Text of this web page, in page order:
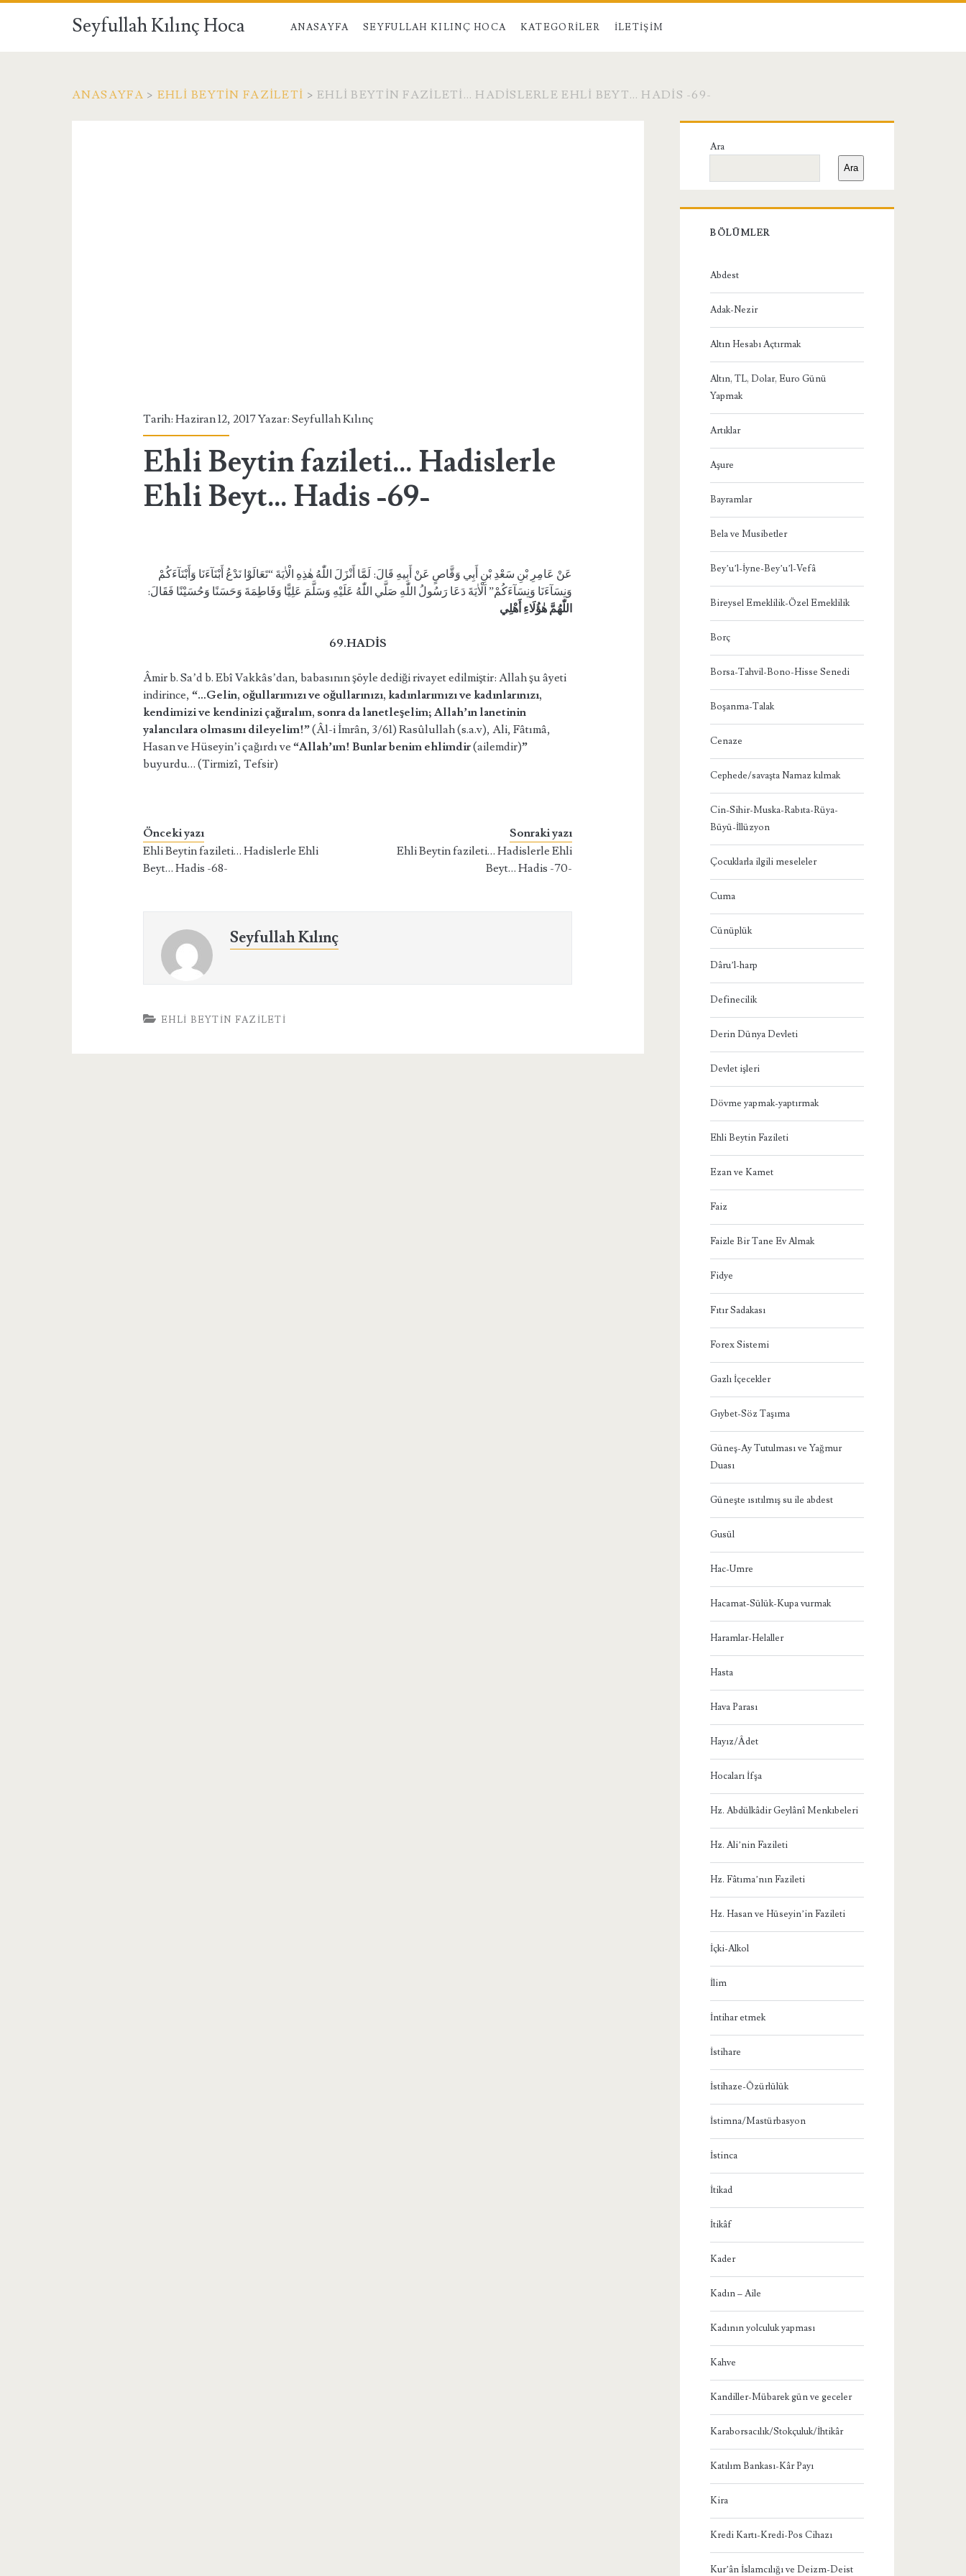
Seyfullah Kılınç Hoca ANASAYFA SEYFULLAH KILINÇ HOCA KATEGORILER İLETIŞIM
ANASAYFA > EHLI BEYTIN FAZILETI >EHLI BEYTIN FAZILETI… HADISLERLE EHLI BEYT… HADIS -69-
Tarih: Haziran 12, 2017 Yazar:Seyfullah Kılınç
Ehli Beytin fazileti… Hadislerle
Ehli Beyt… Hadis -69-
عَنْ عَامِرِ بْنِ سَعْدِ بْنِ أَبِي وَقَّاصٍ عَنْ أَبِيهِ قَالَ: لَمَّا أَنْزَلَ اللّٰهُ هٰذِهِ الْاٰيَةَ “تَعَالَوْا نَدْعُ أَبْنَآءَنَا وَأَبْنَآءَكُمْ
وَنِسَآءَنَا وَنِسَآءَكُمْ” اَلْاٰيَةَ دَعَا رَسُولُ اللّٰهِ صَلَّي اللّٰهُ عَلَيْهِ وَسَلَّمَ عَلِيًّا وَفَاطِمَةَ وَحَسَنًا وَحُسَيْنًا فَقَالَ:
اللّٰهُمَّ هٰؤُلَاءِ أَهْلِي
69.HADİS
Âmir b. Sa’d b. Ebî Vakkâs’dan, babasının şöyle dediği rivayet edilmiştir: Allah şu âyeti
indirince,“…Gelin, oğullarımızı ve oğullarınızı, kadınlarımızı ve kadınlarınızı,
kendimizi ve kendinizi çağıralım, sonra da lanetleşelim; Allah’ın lanetinin
yalancılara olmasını dileyelim!”(Âl-i İmrân, 3/61) Rasûlullah (s.a.v), Ali, Fâtımâ,
Hasan ve Hüseyin’i çağırdı ve“Allah’ım! Bunlar benim ehlimdir(ailemdir)”
buyurdu… (Tirmizî, Tefsir)
Önceki yazı
Ehli Beytin fazileti… Hadislerle Ehli
Beyt… Hadis -68-
Sonraki yazı
Ehli Beytin fazileti… Hadislerle Ehli
Beyt… Hadis -70-
Seyfullah Kılınç
EHLI BEYTIN FAZILETI
Birincil
Yan
Menü
Ara
Ara
BÖLÜMLER
Abdest
Adak-Nezir
Altın Hesabı Açtırmak
Altın, TL, Dolar, Euro Günü
Yapmak
Artıklar
Aşure
Bayramlar
Bela ve Musibetler
Bey’u’l-İyne-Bey’u’l-Vefâ
Bireysel Emeklilik-Özel Emeklilik
Borç
Borsa-Tahvil-Bono-Hisse Senedi
Boşanma-Talak
Cenaze
Cephede/savaşta Namaz kılmak
Cin-Sihir-Muska-Rabıta-Rüya-
Büyü-İllüzyon
Çocuklarla ilgili meseleler
Cuma
Cünüplük
Dâru’l-harp
Definecilik
Derin Dünya Devleti
Devlet işleri
Dövme yapmak-yaptırmak
Ehli Beytin Fazileti
Ezan ve Kamet
Faiz
Faizle Bir Tane Ev Almak
Fidye
Fıtır Sadakası
Forex Sistemi
Gazlı İçecekler
Gıybet-Söz Taşıma
Güneş-Ay Tutulması ve Yağmur
Duası
Güneşte ısıtılmış su ile abdest
Gusül
Hac-Umre
Hacamat-Sülük-Kupa vurmak
Haramlar-Helaller
Hasta
Hava Parası
Hayız/Âdet
Hocaları İfşa
Hz. Abdülkâdir Geylânî Menkıbeleri
Hz. Ali’nin Fazileti
Hz. Fâtıma’nın Fazileti
Hz. Hasan ve Hüseyin’in Fazileti
İçki-Alkol
İlim
İntihar etmek
İstihare
İstihaze-Özürlülük
İstimna/Mastürbasyon
İstinca
İtikad
İtikâf
Kader
Kadın – Aile
Kadının yolculuk yapması
Kahve
Kandiller-Mübarek gün ve geceler
Karaborsacılık/Stokçuluk/İhtikâr
Katılım Bankası-Kâr Payı
Kira
Kredi Kartı-Kredi-Pos Cihazı
Kur’ân İslamcılığı ve Deizm-Deist